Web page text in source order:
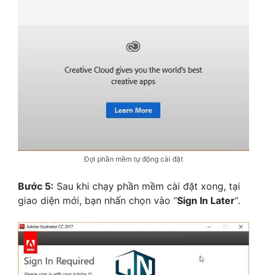
Đợi phần mềm tự động cài đặt
Bước 5: Sau khi chạy phần mềm cài đặt xong, tại
giao diện mới, bạn nhấn chọn vào “Sign In Later“.